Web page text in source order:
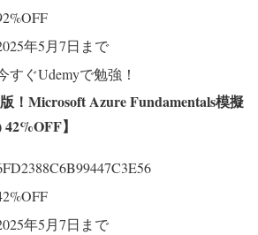
年5月7日まで
すぐUdemyで勉強！
版！Microsoft Azure Fundamentals模擬
】
年5月7日まで